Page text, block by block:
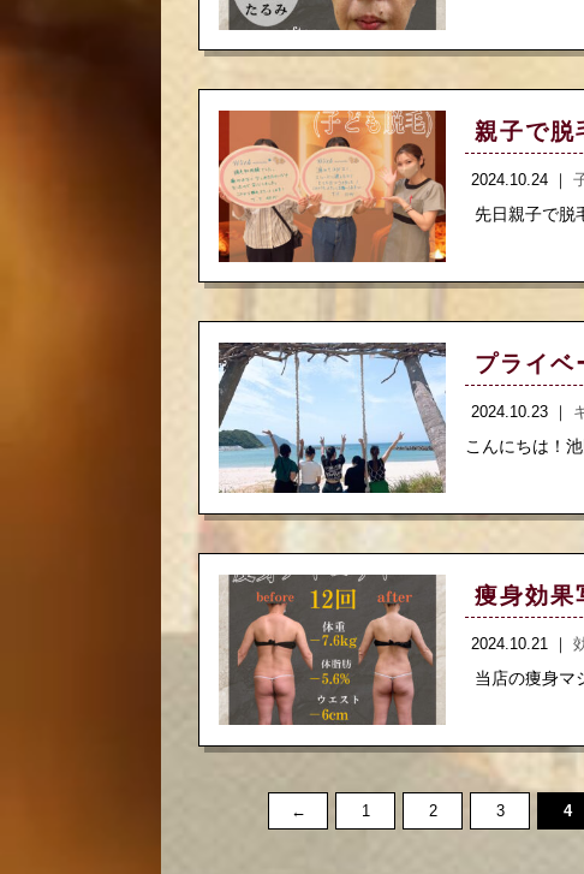
親子で脱
2024.10.24 ｜
先日親子で脱
プライベ
2024.10.23 ｜
こんにちは！
痩身効果
2024.10.21 ｜
当店の痩身マ
← 1 2 3 4